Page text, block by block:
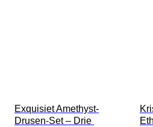
Exquisiet Amethyst-
Drusen-Set – Drie